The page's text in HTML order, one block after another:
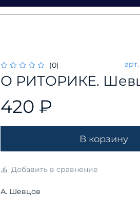
(0) арт.
О РИТОРИКЕ.
420 ₽
В корзину
Добавить в сравнение
А. Шевцов